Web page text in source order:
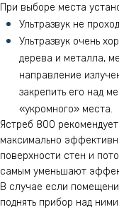
При выборе места
Ультразвук не
Ультразвук очень
дерева и металла,
направление
закрепить его над
«укромного» места.
Ястреб 800
максимально
поверхности стен и
самым уменьшают
В случае если
поднять прибор над ними.